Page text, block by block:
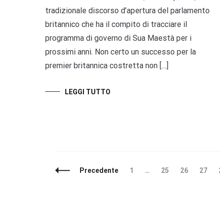
tradizionale discorso d’apertura del parlamento
britannico che ha il compito di tracciare il
programma di governo di Sua Maestà per i
prossimi anni. Non certo un successo per la
premier britannica costretta non […]
LEGGI TUTTO
NavigazionePrecedente Pagina
1 … Pagina
25 Pagina
26 27